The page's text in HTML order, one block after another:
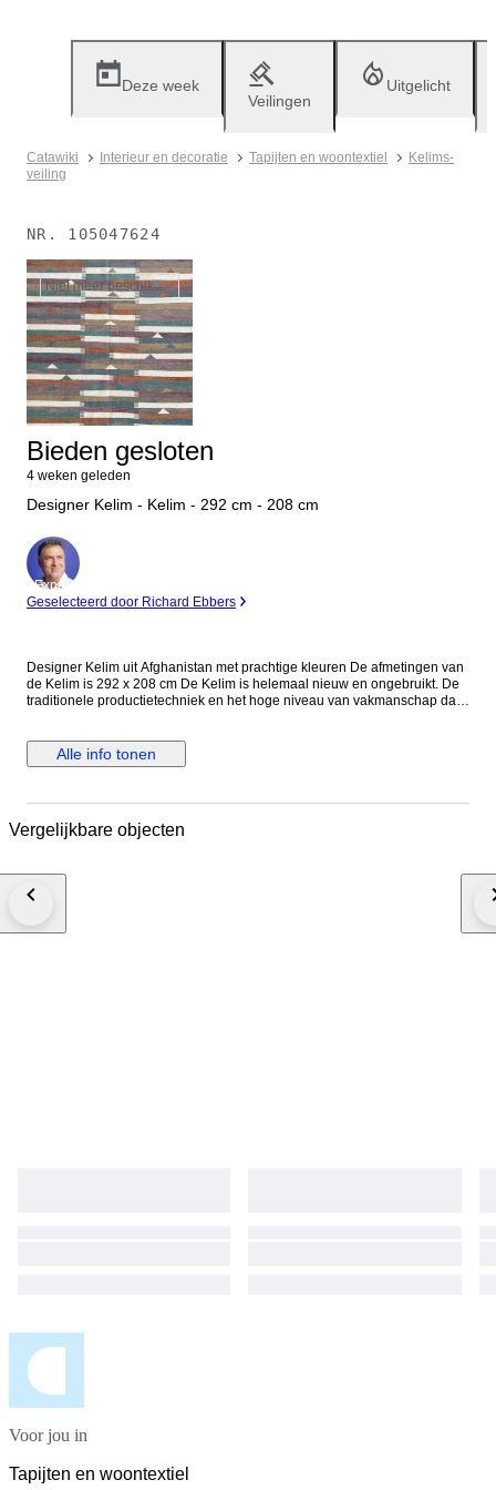
Deze week
Veilingen
Uitgelicht
Catawiki Interieur en decoratie Tapijten en woontextiel
Kelims-
veiling
NR. 105047624
Niet meer beschikbaar
Bieden gesloten
4 weken geleden
Designer Kelim - Kelim - 292 cm - 208 cm
Expert
Geselecteerd door Richard Ebbers
Designer Kelim uit Afghanistan met prachtige kleuren De afmetingen van
de Kelim is 292 x 208 cm De Kelim is helemaal nieuw en ongebruikt. De
traditionele productietechniek en het hoge niveau van vakmanschap dat
onze Kelims en Tapijten? Neem contact met ons op voor meer informatie.
No 310
Alle info tonen
Vergelijkbare objecten
Voor jou in
Tapijten en woontextiel